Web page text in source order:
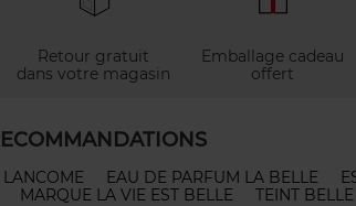
Retour gratuit
dans votre magasin
Emballage cadeau
offert
EAU DE PARFUM LA BELLE
MARQUE LA VIE EST BELLE TEINT BELLE